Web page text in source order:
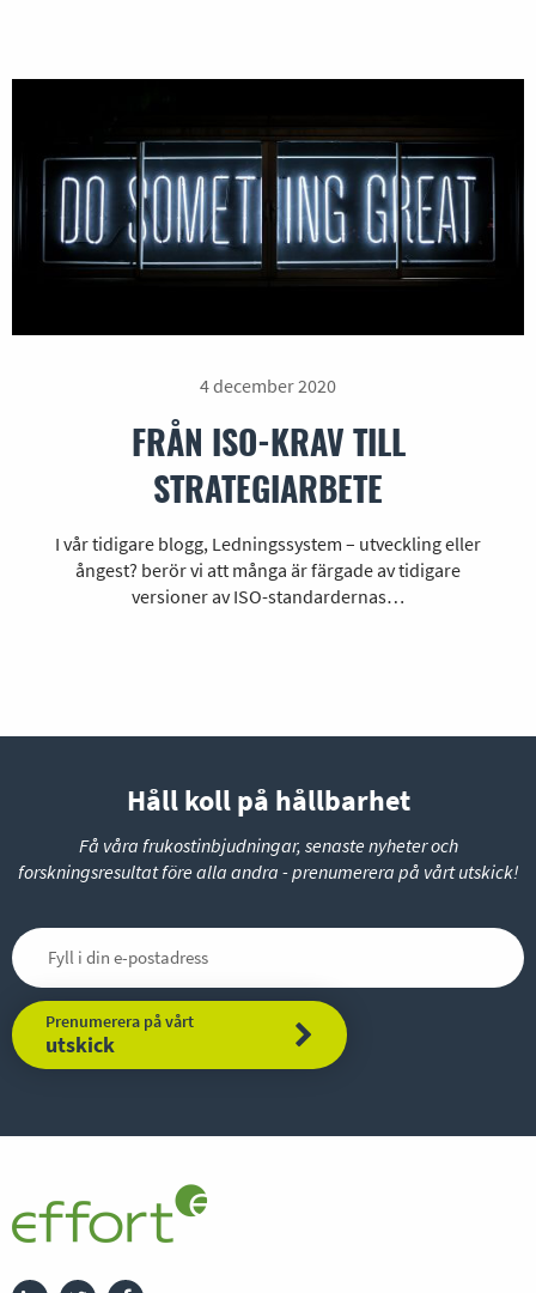
4 december 2020
FRÅN ISO-KRAV TILL
STRATEGIARBETE
I vår tidigare blogg, Ledningssystem – utveckling eller
ångest? berör vi att många är färgade av tidigare
versioner av ISO-standardernas…
Håll koll på hållbarhet
Få våra frukostinbjudningar, senaste nyheter och
forskningsresultat före alla andra - prenumerera på vårt utskick!
Prenumerera på vårt
utskick